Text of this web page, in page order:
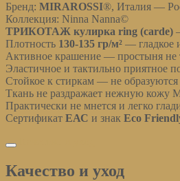
Бренд: MIRAROSSI®, Италия —
Коллекция: Ninna Nanna©
ТРИКОТАЖ кулирка ring (carde)
Плотность 130-135 гр/м² — гладкое
Активное крашение — простыня не
Эластичное и тактильно приятное
Стойкое к стиркам — не
Ткань не раздражает нежную кожу
Практически не мнется и легко
Сертификат ЕАС и знак Eco
Качество и уход